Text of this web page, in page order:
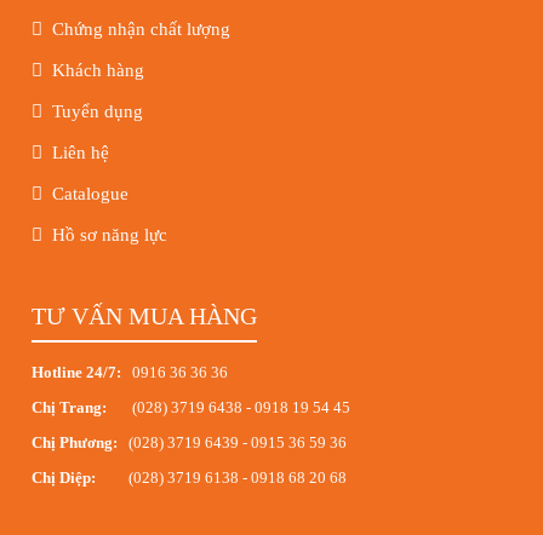
Chứng nhận chất lượng
Khách hàng
Tuyển dụng
Liên hệ
Catalogue
Hồ sơ năng lực
TƯ VẤN MUA HÀNG
Hotline 24/7:
0916 36 36 36
Chị Trang:
(028) 3719 6438 - 0918 19 54 45
Chị Phương:
(028) 3719 6439 - 0915 36 59 36
Chị Diệp:
(028) 3719 6138 - 0918 68 20 68